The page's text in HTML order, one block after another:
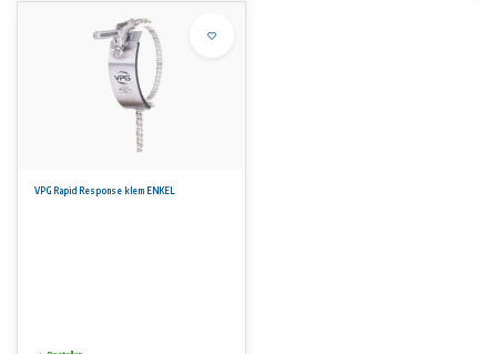
VPG Rapid Response klem ENKEL